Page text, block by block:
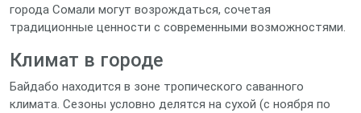
города Сомали могут возрождаться, сочетая
традиционные ценности с современными возможностями.
Климат в городе
Байдабо находится в зоне тропического саванного
климата. Сезоны условно делятся на сухой (с ноября по